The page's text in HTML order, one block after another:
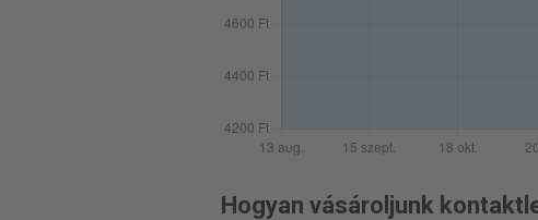
Hogyan vásároljunk